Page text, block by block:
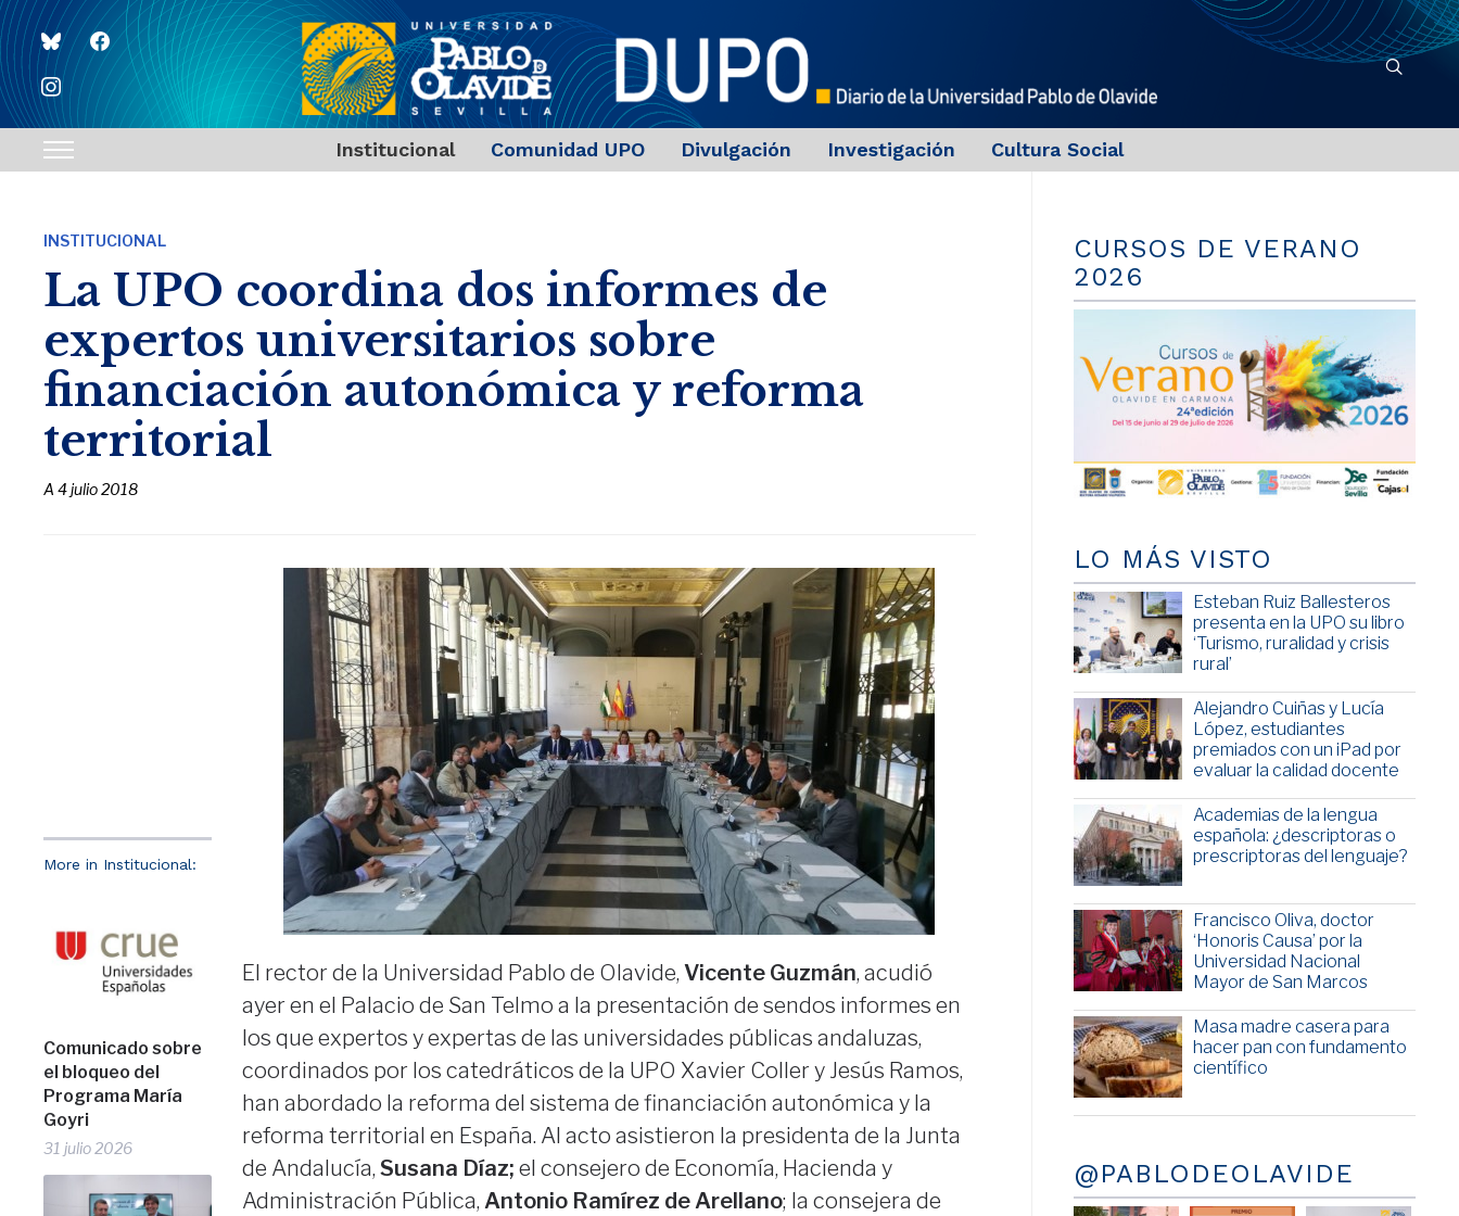
blueskyfacebook
instagram
Toggle
navigation
Institucional Comunidad UPO Divulgación Investigación Cultura Social
INSTITUCIONAL
La UPO coordina dos informes de
expertos universitarios sobre
financiación autonómica y reforma
territorial
A4 julio 2018
More in Institucional:
Comunicado sobre
el bloqueo del
Programa María
Goyri
31 julio 2026
El rector de la Universidad Pablo de Olavide, Vicente Guzmán, acudió
ayer en el Palacio de San Telmo a la presentación de sendos informes en
los que expertos y expertas de las universidades públicas andaluzas,
coordinados por los catedráticos de la UPO Xavier Coller y Jesús Ramos,
han abordado la reforma del sistema de financiación autonómica y la
reforma territorial en España. Al acto asistieron la presidenta de la Junta
de Andalucía, Susana Díaz; el consejero de Economía, Hacienda y
Administración Pública, Antonio Ramírez de Arellano; la consejera de
CURSOS DE VERANO
2026
LO MÁS VISTO
Esteban Ruiz Ballesteros
presenta en la UPO su libro
‘Turismo, ruralidad y crisis
rural’
Alejandro Cuiñas y Lucía
López, estudiantes
premiados con un iPad por
evaluar la calidad docente
Academias de la lengua
española: ¿descriptoras o
prescriptoras del lenguaje?
Francisco Oliva, doctor
‘Honoris Causa’ por la
Universidad Nacional
Mayor de San Marcos
Masa madre casera para
hacer pan con fundamento
científico
@PABLODEOLAVIDE